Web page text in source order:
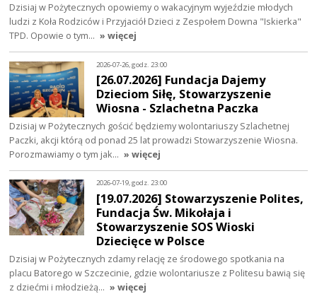
Dzisiaj w Pożytecznych opowiemy o wakacyjnym wyjeździe młodych
ludzi z Koła Rodziców i Przyjaciół Dzieci z Zespołem Downa "Iskierka"
TPD. Opowie o tym… » więcej
2026-07-26, godz. 23:00
[26.07.2026] Fundacja Dajemy
Dzieciom Siłę, Stowarzyszenie
Wiosna - Szlachetna Paczka
Dzisiaj w Pożytecznych gościć będziemy wolontariuszy Szlachetnej
Paczki, akcji którą od ponad 25 lat prowadzi Stowarzyszenie Wiosna.
Porozmawiamy o tym jak… » więcej
2026-07-19, godz. 23:00
[19.07.2026] Stowarzyszenie Polites,
Fundacja Św. Mikołaja i
Stowarzyszenie SOS Wioski
Dziecięce w Polsce
Dzisiaj w Pożytecznych zdamy relację ze środowego spotkania na
placu Batorego w Szczecinie, gdzie wolontariusze z Politesu bawią się
z dziećmi i młodzieżą… » więcej